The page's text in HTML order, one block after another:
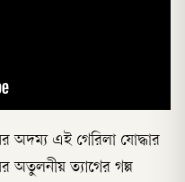
অদম্য এই গেরিলা যোদ্ধার
অতুলনীয় ত্যাগের গল্প